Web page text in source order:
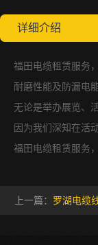
详细介绍
福田电缆租赁服务
耐磨性能及防漏电
无论是举办展览、
因为我们深知在活
福田电缆租赁服务
上一篇： 罗湖电缆